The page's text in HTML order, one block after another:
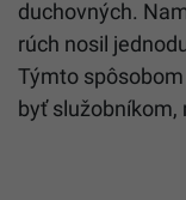
duchovných.
rúch nosil
Týmto
byť služobníkom,